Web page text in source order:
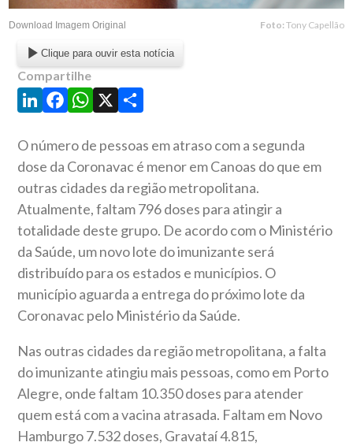
Download Imagem Original Foto: Tony Capellão
Clique para ouvir esta notícia
Compartilhe
LinkedIn
Facebook
WhatsApp
X Share
O número de pessoas em atraso com a segunda
dose da Coronavac é menor em Canoas do que em
outras cidades da região metropolitana.
Atualmente, faltam 796 doses para atingir a
totalidade deste grupo. De acordo com o Ministério
da Saúde, um novo lote do imunizante será
distribuído para os estados e municípios. O
município aguarda a entrega do próximo lote da
Coronavac pelo Ministério da Saúde.
Nas outras cidades da região metropolitana, a falta
do imunizante atingiu mais pessoas, como em Porto
Alegre, onde faltam 10.350 doses para atender
quem está com a vacina atrasada. Faltam em Novo
Hamburgo 7.532 doses, Gravataí 4.815,